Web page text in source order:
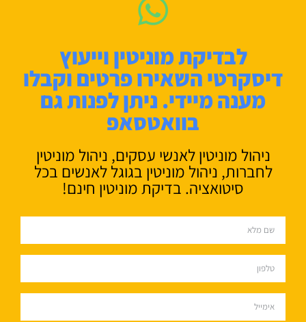
לבדיקת מוניטין וייעוץ
דיסקרטי השאירו פרטים וקבלו
מענה מיידי. ניתן לפנות גם
בוואטסאפ
ניהול מוניטין לאנשי עסקים, ניהול מוניטין
לחברות, ניהול מוניטין בגוגל לאנשים בכל
סיטואציה. בדיקת מוניטין חינם!